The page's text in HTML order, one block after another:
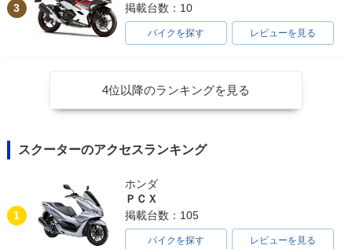
3
掲載台数：10
バイクを探す レビューを見る
4位以降のランキングを見る
スクーターのアクセスランキング
1
ホンダ
ＰＣＸ
掲載台数：105
バイクを探す レビューを見る